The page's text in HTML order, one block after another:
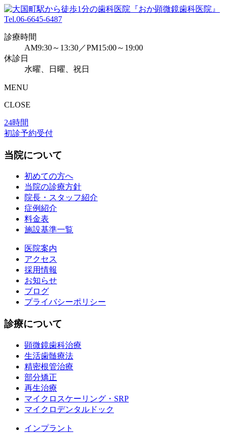
Tel.06-6645-6487
診療時間
AM9:30～13:30／PM15:00～19:00
休診日
水曜、日曜、祝日
MENU
CLOSE
24時間
初診予約受付
当院について
初めての方へ
当院の診療方針
院長・スタッフ紹介
症例紹介
料金表
施設基準一覧
医院案内
アクセス
採用情報
お知らせ
ブログ
プライバシーポリシー
診療について
顕微鏡歯科治療
生活歯髄療法
精密根管治療
部分矯正
再生治療
マイクロスケーリング・SRP
マイクロデンタルドック
インプラント